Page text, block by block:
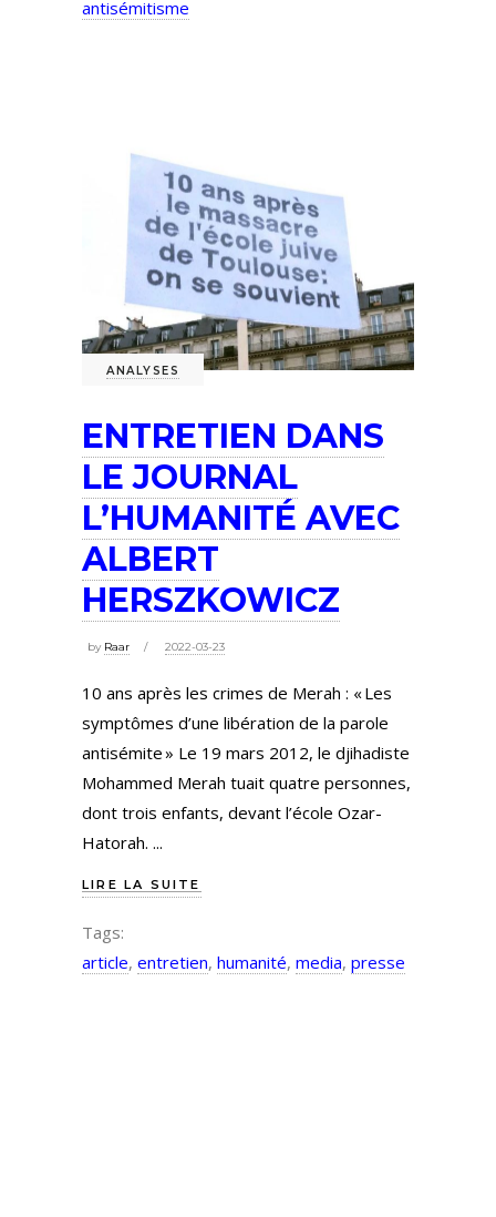
antisémitisme
ANALYSES
ENTRETIEN DANS
LE JOURNAL
L’HUMANITÉ AVEC
ALBERT
HERSZKOWICZ
by Raar 2022-03-23
10 ans après les crimes de Merah : « Les
symptômes d’une libération de la parole
antisémite » Le 19 mars 2012, le djihadiste
Mohammed Merah tuait quatre personnes,
dont trois enfants, devant l’école Ozar-
Hatorah.
LIRE LA SUITE
Tags:
article, entretien, humanité, media, presse